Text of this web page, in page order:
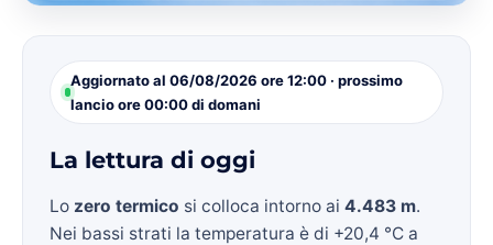
Aggiornato al 06/08/2026 ore 12:00 · prossimo
lancio ore 00:00 di domani
La lettura di oggi
Lo zero termico si colloca intorno ai 4.483 m.
Nei bassi strati la temperatura è di +20,4 °C a